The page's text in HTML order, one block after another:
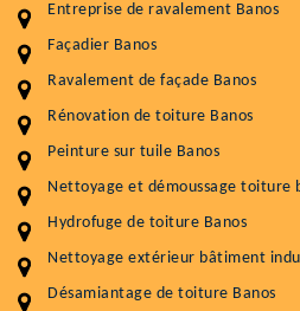
Entreprise de ravalement Banos
Façadier Banos
Ravalement de façade Banos
Rénovation de toiture Banos
Peinture sur tuile Banos
Nettoyage et démoussage toiture
Hydrofuge de toiture Banos
Nettoyage extérieur bâtiment
Désamiantage de toiture Banos
Entretenir votre toiture,
Plus de 15 ans d'expérience
Service
Nettoyageb toiture
Démoussage toiture